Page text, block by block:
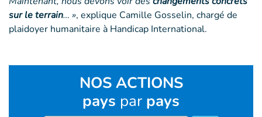
sur le terrain… », explique Camille Gosselin, chargé de
plaidoyer humanitaire à Handicap International.
NOS ACTIONS
pays par pays